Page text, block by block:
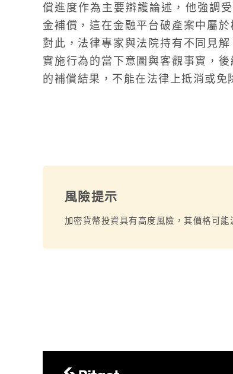
償進度作為主要辯護論述，他強調
金補償，這在金融平台破產案中屬
對此，法律專家與法院持有不同見
實施行為的當下意圖與客觀事實，
的補償結果，不能在法律上抵消或免
風險提示
加密貨幣投資具有高度風險，其價格可